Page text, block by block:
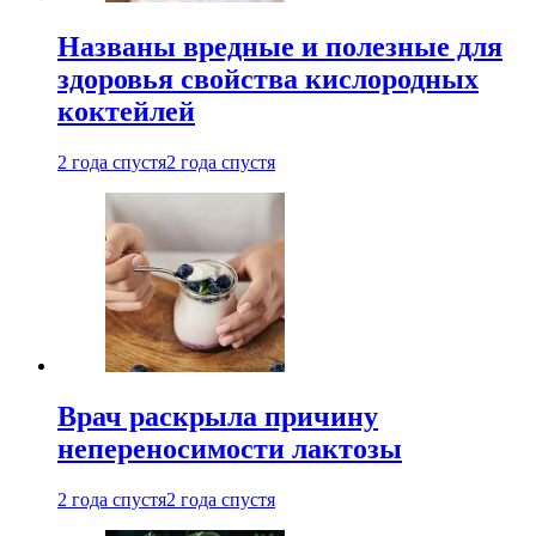
Названы вредные и полезные для
здоровья свойства кислородных
коктейлей
2 года спустя2 года спустя
Врач раскрыла причину
непереносимости лактозы
2 года спустя2 года спустя